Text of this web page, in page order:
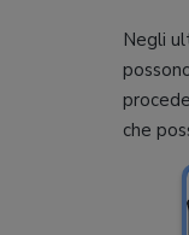
Negli
che